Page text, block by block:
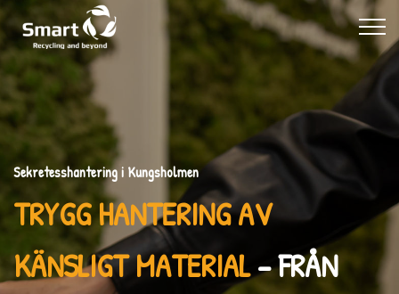
Sekretesshantering i Kungsholmen
TRYGG HANTERING AV
KÄNSLIGT MATERIAL– FRÅN